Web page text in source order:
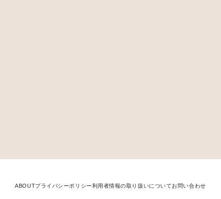
ABOUTプライバシーポリシー利用者情報の取り扱いについてお問い合わせ